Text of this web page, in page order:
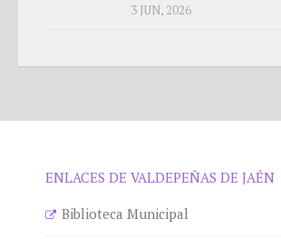
3 JUN, 2026
ENLACES DE VALDEPEÑAS DE JAÉN
Biblioteca Municipal